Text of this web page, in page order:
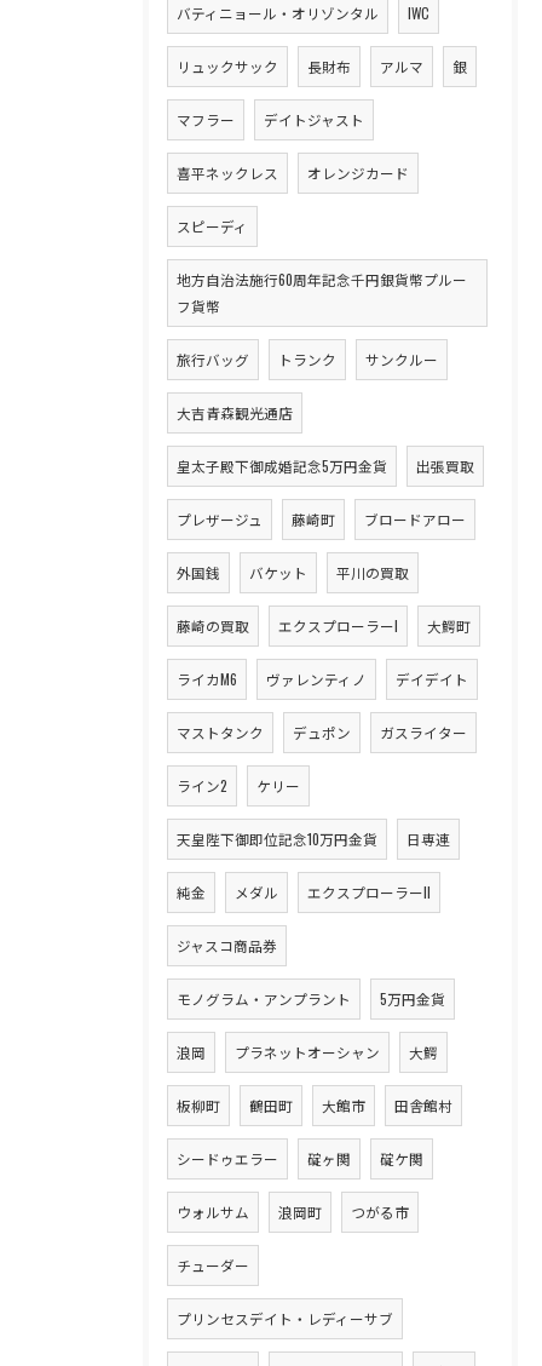
バティニョール・オリゾンタル IWC
リュックサック 長財布 アルマ 銀
マフラー デイトジャスト
喜平ネックレス オレンジカード
スピーディ
地方自治法施行60周年記念千円銀貨幣プルー
フ貨幣
旅行バッグ トランク サンクルー
大吉青森観光通店
皇太子殿下御成婚記念5万円金貨 出張買取
プレザージュ 藤崎町 ブロードアロー
外国銭 バケット 平川の買取
藤崎の買取 エクスプローラーI 大鰐町
ライカM6 ヴァレンティノ デイデイト
マストタンク デュポン ガスライター
ライン2 ケリー
天皇陛下御即位記念10万円金貨 日専連
純金 メダル エクスプローラーII
ジャスコ商品券
モノグラム・アンプラント 5万円金貨
浪岡 プラネットオーシャン 大鰐
板柳町 鶴田町 大館市 田舎館村
シードゥエラー 碇ヶ関 碇ケ関
ウォルサム 浪岡町 つがる市
チューダー
プリンセスデイト・レディーサブ